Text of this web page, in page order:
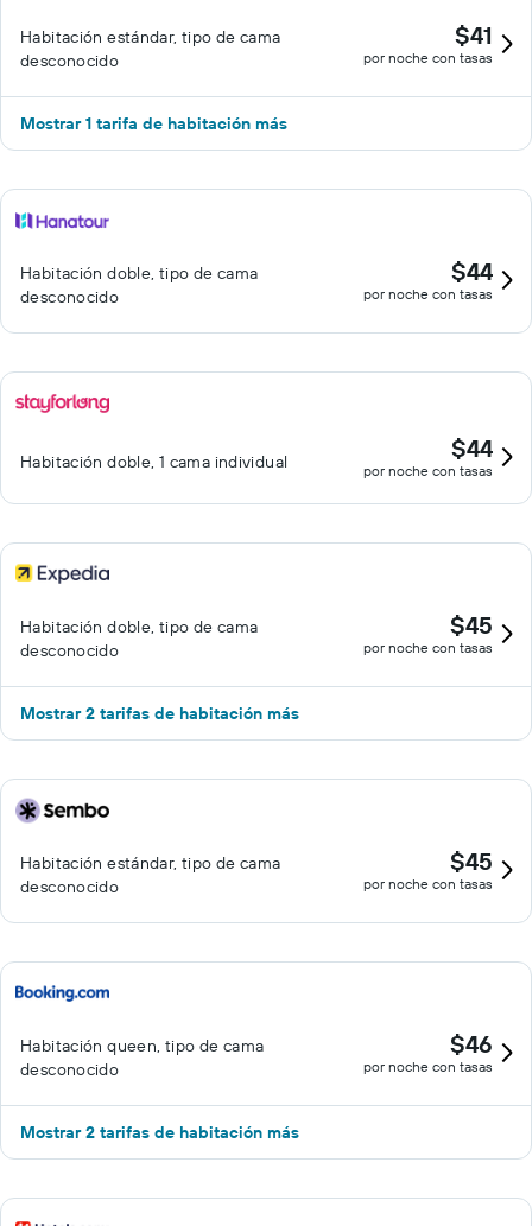
Habitación estándar, tipo de cama
desconocido
$41
por noche con tasas
Mostrar 1 tarifa de habitación más
Habitación doble, tipo de cama
desconocido
$44
por noche con tasas
Habitación doble, 1 cama individual $44
por noche con tasas
Habitación doble, tipo de cama
desconocido
$45
por noche con tasas
Mostrar 2 tarifas de habitación más
Habitación estándar, tipo de cama
desconocido
$45
por noche con tasas
Habitación queen, tipo de cama
desconocido
$46
por noche con tasas
Mostrar 2 tarifas de habitación más